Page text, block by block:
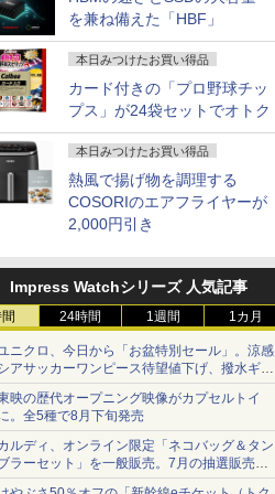
を兼ね備えた「HBF」
本日みつけたお買い得品
カード付きの「プロ野球チッ
プス」が24袋セットでオトク
本日みつけたお買い得品
熱風で揚げ物を調理する
COSORIのエアフライヤーが
2,000円引き
Impress Watchシリーズ 人気記事
24時間 1週間 1カ月
ニクロ、今日から「お盆特別セール」。涼感
アサッカーワンピース待望値下げ、撥水ギア
ョーツは1990円に
映の歴代オープニング映像がカプセルトイ
。全5種で8月下旬発売
ルディ、オンライン限定「ネコバッグ＆タン
ラーセット」を一般販売。7月の抽選販売の
選無効分